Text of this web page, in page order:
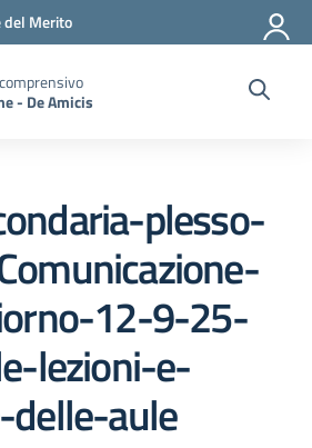
Merito
- De Amicis
plesso-
12-9-25-
lezioni-e-
delle-aule